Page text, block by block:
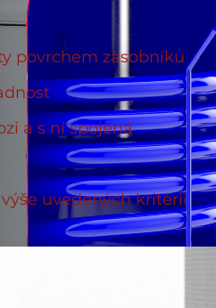
povrchem zásobníku
a s ní spojená
uvedených kritérií